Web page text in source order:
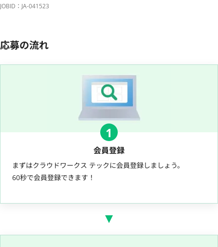
JOBID：JA-041523
応募の流れ
1
会員登録
まずはクラウドワークス テックに会員登録しましょう。
60秒で会員登録できます！